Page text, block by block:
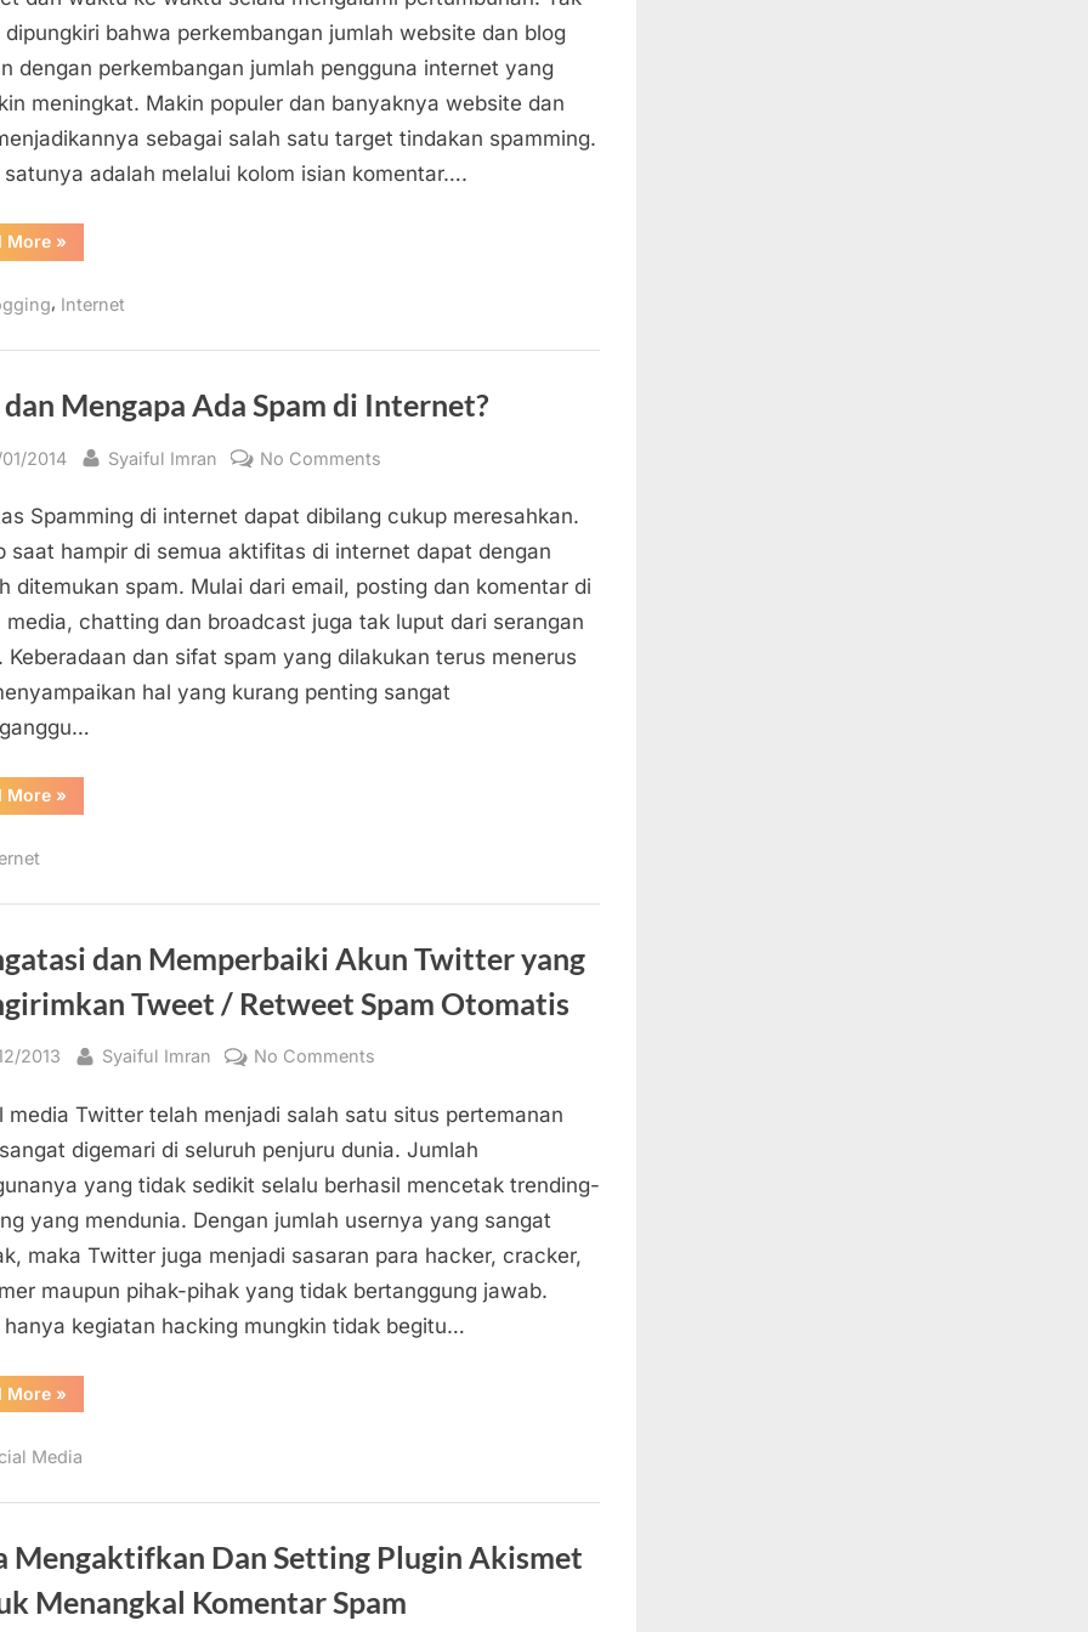
Umum
Komentar
pada
Website
dan
dipungkiri bahwa perkembangan jumlah website dan blog
dengan perkembangan jumlah pengguna internet yang
meningkat. Makin populer dan banyaknya website dan
sebagai salah satu target tindakan spamming.
satunya adalah melalui kolom isian komentar….
More“Tipe
dan
Komentar
Blog”
»
, Internet
Mengapa Ada Spam di Internet?
2014 By
Syaiful Imran No Comments
dan
Mengapa
Ada
Spam
Internet?
Spamming di internet dapat dibilang cukup meresahkan.
saat hampir di semua aktifitas di internet dapat dengan
ditemukan spam. Mulai dari email, posting dan komentar di
media, chatting dan broadcast juga tak luput dari serangan
Keberadaan dan sifat spam yang dilakukan terus menerus
hal yang kurang penting sangat
More“Apa
dan
»
dan Memperbaiki Akun Twitter yang
Tweet / Retweet Spam Otomatis
2013 By
Syaiful Imran No Comments
dan
Memperbaiki
Akun
yang
Mengirimkan
Tweet
/
media Twitter telah menjadi salah satu situs pertemanan
digemari di seluruh penjuru dunia. Jumlah
yang tidak sedikit selalu berhasil mencetak trending-
yang mendunia. Dengan jumlah usernya yang sangat
maka Twitter juga menjadi sasaran para hacker, cracker,
maupun pihak-pihak yang tidak bertanggung jawab.
hanya kegiatan hacking mungkin tidak begitu…
More“Mengatasi
dan
Twitter
Retweet
Spam
Otomatis”
»
Media
Mengaktifkan Dan Setting Plugin Akismet
Menangkal Komentar Spam